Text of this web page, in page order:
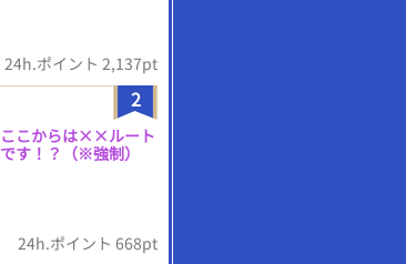
24h.ポイント 2,137pt
2
ここからは××ルート
です！？（※強制）
24h.ポイント 668pt